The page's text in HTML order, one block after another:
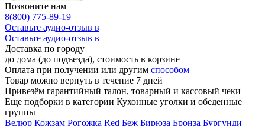
Позвоните нам
8(800) 775-89-19
Оставьте аудио-отзыв в
Оставьте аудио-отзыв в
Доставка по городу
до дома (до подъезда), стоимость в корзине
Оплата при получении или другим способом
Товар можно вернуть в течение 7 дней
Привезём гарантийный талон, товарный и кассовый чеки
Еще подборки в категории Кухонные уголки и обеденные
группы
Велюр Кожзам Рогожка Red Беж Бирюза Бронза Бургунди